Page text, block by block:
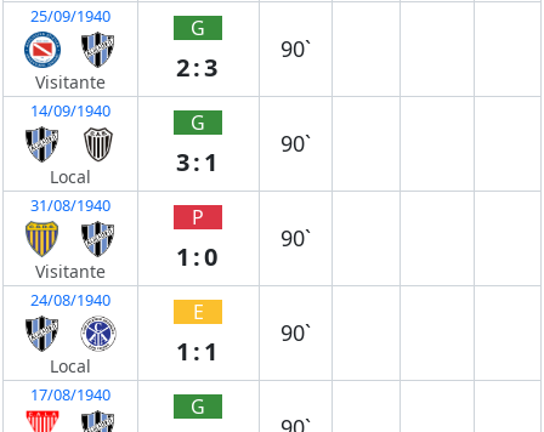
25/09/1940
Visitante
G
2:3
90`
14/09/1940
Local
G
3:1
90`
31/08/1940
Visitante
P
1:0
90`
24/08/1940
Local
E
1:1
90`
17/08/1940 G